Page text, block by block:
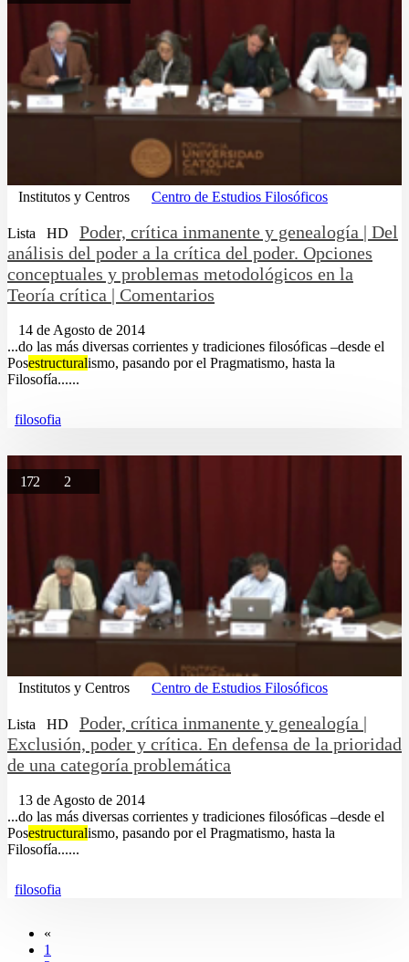
Institutos y Centros Centro de Estudios Filosóficos
Lista HD
Poder, crítica inmanente y genealogía | Del
análisis del poder a la crítica del poder. Opciones
conceptuales y problemas metodológicos en la
Teoría crítica | Comentarios
14 de Agosto de 2014
...do las más diversas corrientes y tradiciones filosóficas –desde el
Posestructuralismo, pasando por el Pragmatismo, hasta la
Filosofía......
filosofia
172 2
Institutos y Centros Centro de Estudios Filosóficos
Lista HD
Poder, crítica inmanente y genealogía |
Exclusión, poder y crítica. En defensa de la prioridad
de una categoría problemática
13 de Agosto de 2014
...do las más diversas corrientes y tradiciones filosóficas –desde el
Posestructuralismo, pasando por el Pragmatismo, hasta la
Filosofía......
filosofia
«
1